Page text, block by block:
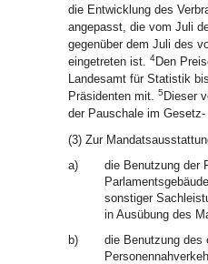
die Entwicklung des
angepasst, die vom Juli
gegenüber dem Juli des
eingetreten ist. 4Den
Landesamt für Statistik
Präsidenten mit. 5 Dieser
der Pauschale im
(3) Zur
a)
die Benutzung der
sonstiger
in Ausübung des
b)
die Benutzung des